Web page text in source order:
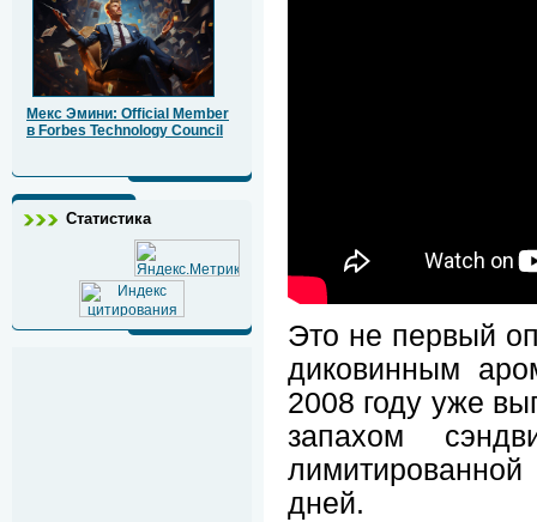
Мекс Эмини: Official Member
в Forbes Technology Council
Статистика
Это не первый
диковинным
2008 году уже
запахом
дней.